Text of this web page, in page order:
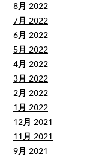
8月 2022
7月 2022
6月 2022
5月 2022
4月 2022
3月 2022
2月 2022
1月 2022
12月 2021
11月 2021
9月 2021